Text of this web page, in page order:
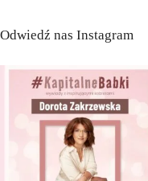
Odwiedź nas Instagram